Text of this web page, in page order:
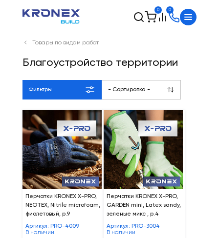
0 0
Товары по видам работ
Благоустройство территории
Фильтры - Сортировка -
Перчатки KRONEX X-PRO,
NEOTEX, Nitrile microfoam,
фиолетовый, р.9
Артикул: PRO-4009
В наличии
Перчатки KRONEX X-PRO,
GARDEN mini, Latex sandy,
зеленые микс , р.4
Артикул: PRO-3004
В наличии